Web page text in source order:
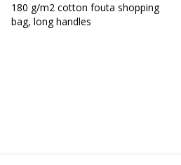
180 g/m2 cotton fouta shopping
bag, long handles